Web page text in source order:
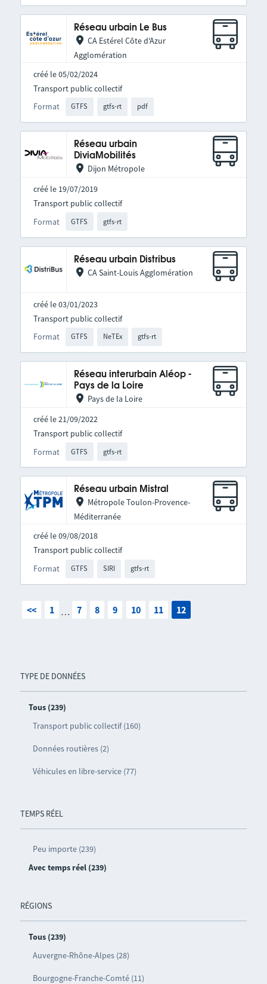
TYPE DE DONNÉES
Tous (239)
Transport public collectif (160)
Données routières (2)
Véhicules en libre-service (77)
TEMPS RÉEL
Peu importe (239)
Avec temps réel (239)
RÉGIONS
Tous (239)
Auvergne-Rhône-Alpes (28)
Bourgogne-Franche-Comté (11)
Réseau urbain Le Bus
CA Estérel Côte d'Azur
Agglomération
créé le 05/02/2024
Format GTFS gtfs-rt pdf
Transport public collectif
Réseau urbain
DiviaMobilités
Dijon Métropole
créé le 19/07/2019
Format GTFS gtfs-rt
Transport public collectif
Réseau urbain Distribus
CA Saint-Louis Agglomération
créé le 03/01/2023
Format GTFS NeTEx gtfs-rt
Transport public collectif
Réseau interurbain Aléop -
Pays de la Loire
Pays de la Loire
créé le 21/09/2022
Format GTFS gtfs-rt
Transport public collectif
Réseau urbain Mistral
Métropole Toulon-Provence-
Méditerranée
créé le 09/08/2018
Format GTFS SIRI gtfs-rt
Transport public collectif
<< 1 … 7 8 9 10 11 12